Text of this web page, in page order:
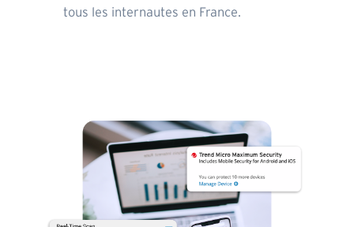
tous les internautes en France.